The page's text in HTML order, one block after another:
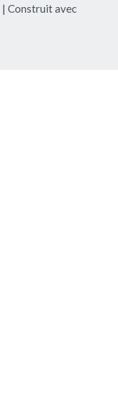
| Construit avec